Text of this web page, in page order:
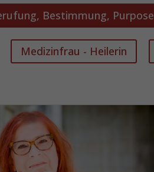
Bestimmung, Purpose
Medizinfrau - Heilerin